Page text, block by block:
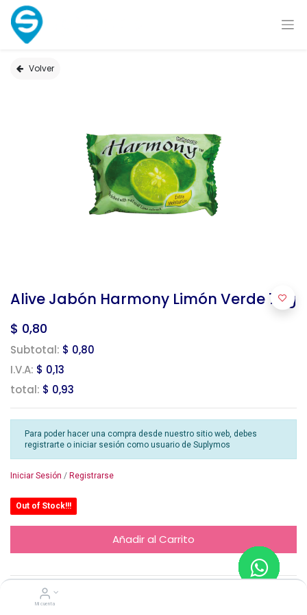
Mi cuenta
Volver
Alive Jabón Harmony Limón Verde 75g
$ 0,80
Subtotal: $ 0,80
I.V.A: $ 0,13
total: $ 0,93
Para poder hacer una compra desde nuestro sitio web, debes
registrarte o iniciar sesión como usuario de Suplymos
Iniciar Sesión / Registrarse
Out of Stock!!!
Añadir al Carrito
Harmony